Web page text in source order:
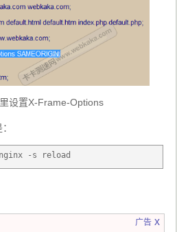
设置X-Frame-Options
-s reload
广告 x